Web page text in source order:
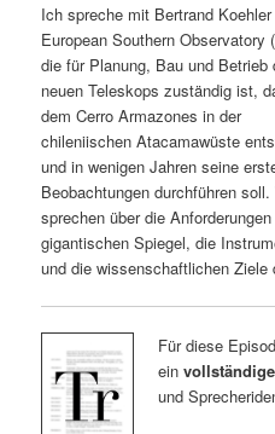
Ich spreche mit Bertrand
European Southern Observatory
die für Planung, Bau und Betrieb
neuen Teleskops zuständig ist,
dem Cerro Armazones in der
chileniischen Atacamawüste
und in wenigen Jahren seine
Beobachtungen durchführen soll.
sprechen über die
gigantischen Spiegel, die
und die wissenschaftlichen Ziele
Für diese
ein
und